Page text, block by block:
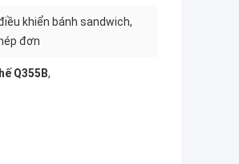
khiển bánh sandwich,
đơn
Q355B,